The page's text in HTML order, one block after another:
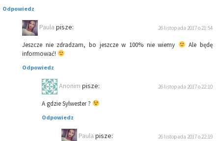
Odpowiedz
Paula pisze: 26 listopada 2017 o 21:54
Jeszcze nie zdradzam, bo jeszcze w 100% nie wiemy
Ale będę
informować!
Odpowiedz
Anonim pisze: 26 listopada 2017 o 22:10
A gdzie Sylwester ?
Odpowiedz
Paula pisze: 26 listopada 2017 o 22:19